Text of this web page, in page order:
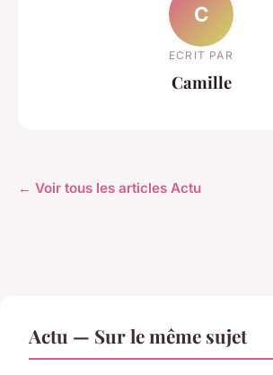
C
ECRIT PAR
Camille
← Voir tous les articles Actu
Actu — Sur le même sujet